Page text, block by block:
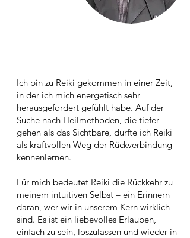
Ich bin zu Reiki gekommen in einer Zeit,
in der ich mich energetisch sehr
herausgefordert gefühlt habe. Auf der
Suche nach Heilmethoden, die tiefer
gehen als das Sichtbare, durfte ich Reiki
als kraftvollen Weg der Rückverbindung
kennenlernen.
Für mich bedeutet Reiki die Rückkehr zu
meinem intuitiven Selbst – ein Erinnern
daran, wer wir in unserem Kern wirklich
sind. Es ist ein liebevolles Erlauben,
einfach zu sein, loszulassen und wieder in